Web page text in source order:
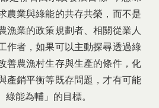
農業與綠能的共存共榮，而不是
漁業的政策規劃者、相關從業人
作者，如果可以主動探尋透過綠
善農漁村生存與生產的條件，化
產銷平衡等既存問題，才有可能
能為輔」的目標。